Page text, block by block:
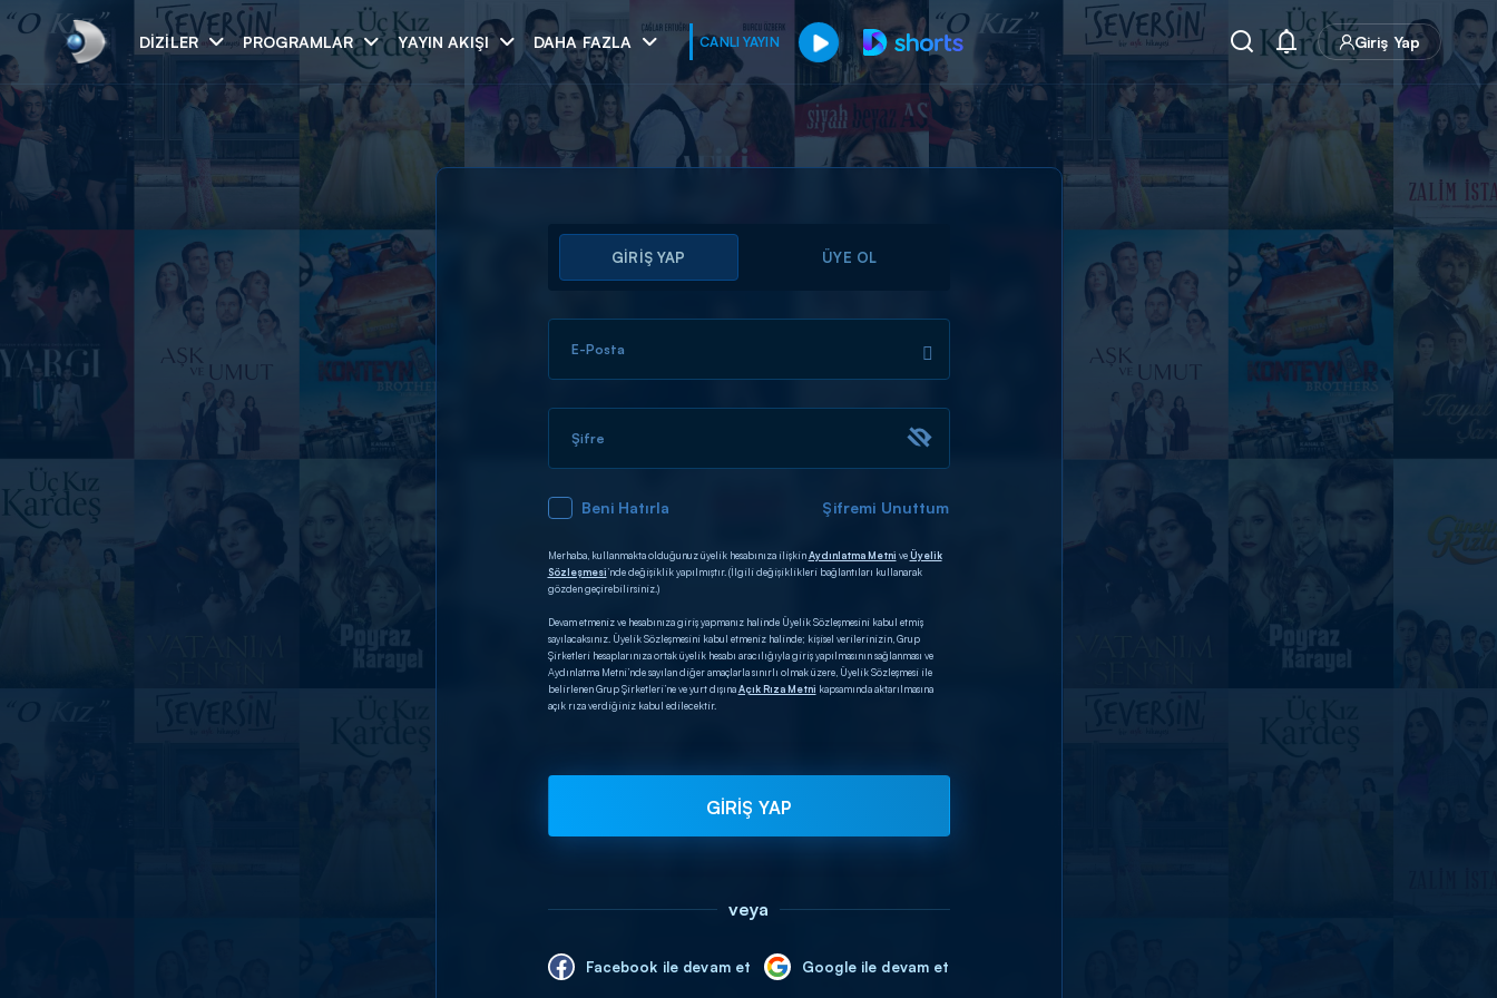
DIZILER PROGRAMLAR YAYIN AKIŞI DAHA FAZLA CANLI YAYIN Giriş Yap
Arama
ARAMA SONUÇLARI
GİRİŞ YAP ÜYE OL
E-Posta
Şifre
Beni Hatırla Şifremi Unuttum
Merhaba, kullanmakta olduğunuz üyelik hesabınıza ilişkinAydınlatma Metni veÜyelik
Sözleşmesi’nde değişiklik yapılmıştır. (İlgili değişiklikleri bağlantıları kullanarak
gözden geçirebilirsiniz.)
Devam etmeniz ve hesabınıza giriş yapmanız halinde Üyelik Sözleşmesini kabul etmiş
sayılacaksınız. Üyelik Sözleşmesini kabul etmeniz halinde; kişisel verilerinizin, Grup
Şirketleri hesaplarınıza ortak üyelik hesabı aracılığıyla giriş yapılmasının sağlanması ve
Aydınlatma Metni’nde sayılan diğer amaçlarla sınırlı olmak üzere, Üyelik Sözleşmesi ile
belirlenen Grup Şirketleri’ne ve yurt dışınaAçık Rıza Metni kapsamında aktarılmasına
açık rıza verdiğiniz kabul edilecektir.
GİRİŞ YAP
veya
Facebook ile devam et Google ile devam et